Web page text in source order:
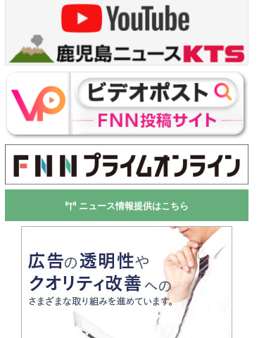
ニュース情報提供はこちら